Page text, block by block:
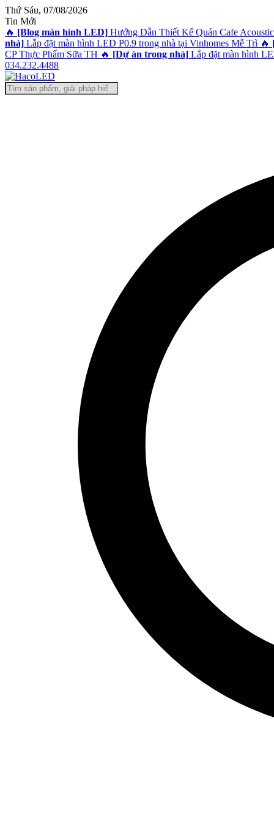
Thứ Sáu, 07/08/2026
Tin Mới
🔥 [Blog màn hình LED] Hướng Dẫn Thiết Kế Quán Cafe
nhà] Lắp đặt màn hình LED P0.9 trong nhà tại Vinhomes Mễ Trì 🔥
CP Thực Phẩm Sữa TH 🔥 [Dự án trong nhà] Lắp đặt màn hình
034.232.4488
@!-/#Chào
mỪng1
@!-/#Chào
mỪng1
@!-/#Chào
mỪng1
@!-/#Chào
mỪng1